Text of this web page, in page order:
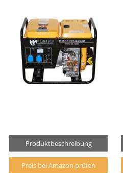
Produktbeschreibung
Preis bei Amazon prüfen